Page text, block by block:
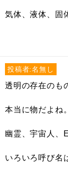
気体、液体、固
投稿者:名無し
透明の存在のも
本当に物だよね。
幽霊、宇宙人、
いろいろ呼び名